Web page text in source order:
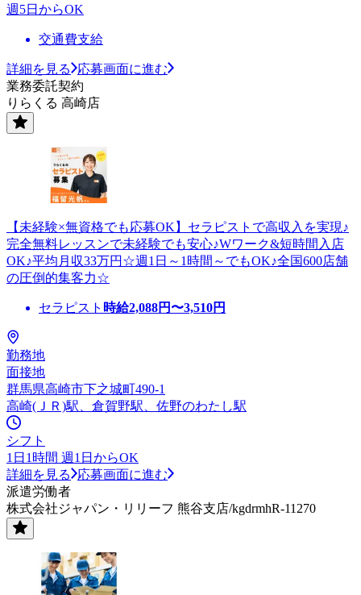
週5日からOK
交通費支給
詳細を見る
応募画面に進む
業務委託契約
りらくる 高崎店
【未経験×無資格でも応募OK】セラピストで高収入を実現♪
完全無料レッスンで未経験でも安心♪Wワーク&短時間入店
OK♪平均月収33万円☆週1日～1時間～でもOK♪全国600店舗
の圧倒的集客力☆
セラピスト 時給2,088円〜3,510円
勤務地
面接地
群馬県高崎市下之城町490-1
高崎(ＪＲ)駅、倉賀野駅、佐野のわたし駅
シフト
1日1時間 週1日からOK
詳細を見る
応募画面に進む
派遣労働者
株式会社ジャパン・リリーフ 熊谷支店/kgdrmhR-11270